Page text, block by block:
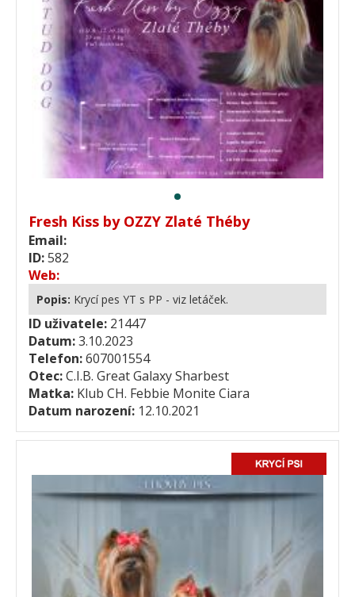
Fresh Kiss by OZZY Zlaté Théby
Email:
ID:582
Web:
Popis: Krycí pes YT s PP - viz letáček.
ID uživatele: 21447
Datum:3.10.2023
Telefon:607001554
Otec:C.I.B. Great Galaxy Sharbest
Matka: Klub CH. Febbie Monite Ciara
Datum narození: 12.10.2021